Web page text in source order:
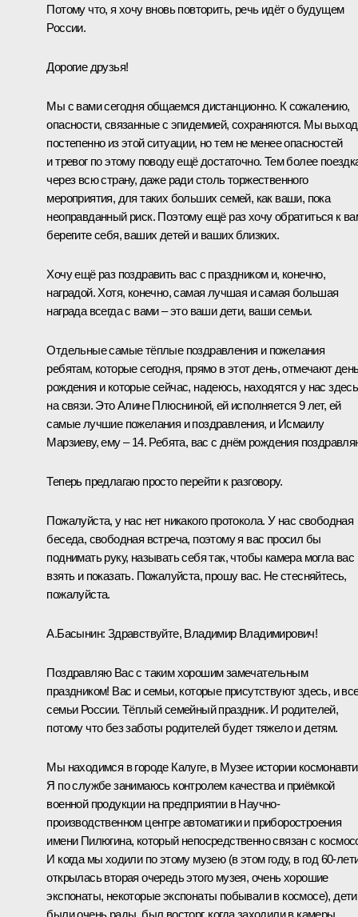
Потому что, я хочу вновь повторить, речь идёт о будущем
России.
Дорогие друзья!
Мы с вами сегодня общаемся дистанционно. К сожалению,
опасности, связанные с эпидемией, сохраняются. Мы
постепенно из этой ситуации, но тем не менее опасностей
и тревог по этому поводу ещё достаточно. Тем более
через всю страну, даже ради столь торжественного
мероприятия, для таких больших семей, как ваши, пока
неоправданный риск. Поэтому ещё раз хочу обратиться к
берегите себя, ваших детей и ваших близких.
Хочу ещё раз поздравить вас с праздником и, конечно,
наградой. Хотя, конечно, самая лучшая и самая большая
награда всегда с вами – это ваши дети, ваши семьи.
Отдельные самые тёплые поздравления и пожелания
ребятам, которые сегодня, прямо в этот день, отмечают
рождения и которые сейчас, надеюсь, находятся у нас здесь
на связи. Это Алине Плюсниной, ей исполняется 9 лет, ей
самые лучшие пожелания и поздравления, и Исмаилу
Марзиеву, ему ­– 14. Ребята, вас с днём рождения
Теперь предлагаю просто перейти к разговору.
Пожалуйста, у нас нет никакого протокола. У нас свободная
беседа, свободная встреча, поэтому я вас просил бы
поднимать руку, называть себя так, чтобы камера могла вас
взять и показать. Пожалуйста, прошу вас. Не стесняйтесь,
пожалуйста.
А.Басынин: Здравствуйте, Владимир Владимирович!
Поздравляю Вас с таким хорошим замечательным
праздником! Вас и семьи, которые присутствуют здесь, и
семьи России. Тёплый семейный праздник. И родителей,
потому что без заботы родителей будет тяжело и детям.
Мы находимся в городе Калуге, в Музее истории
Я по службе занимаюсь контролем качества и приёмкой
военной продукции на предприятии в Научно-
производственном центре автоматики и приборостроения
имени Пилюгина, который непосредственно связан с
И когда мы ходили по этому музею (в этом году, в год 60-
открылась вторая очередь этого музея, очень хорошие
экспонаты, некоторые экспонаты побывали в космосе), дети
были очень рады, был восторг, когда заходили в камеры,